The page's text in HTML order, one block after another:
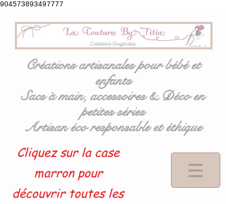
904573893497777
Créations artisanales pour bébé et
enfants
Sacs à main, accessoires & Déco en
petites séries
Artisan éco responsable et éthique
Cliquez sur la case
marron pour
découvrir toutes les